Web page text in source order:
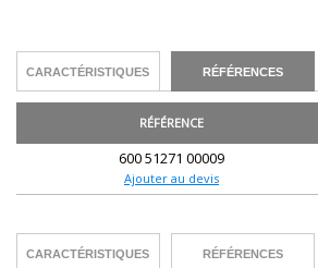
CARACTÉRISTIQUES RÉFÉRENCES
RÉFÉRENCE
600 51271 00009
Ajouter au devis
CARACTÉRISTIQUES RÉFÉRENCES